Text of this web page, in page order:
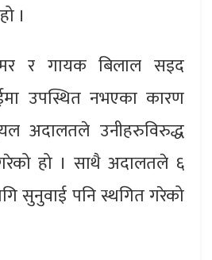
।
र गायक बिलाल सइद
उपस्थित नभएका कारण
अदालतले उनीहरुविरुद्ध
गरेको हो । साथै अदालतले ६
सुनुवाई पनि स्थगित गरेको